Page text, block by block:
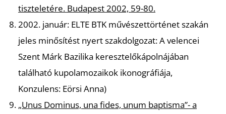
tiszteletére. Budapest 2002, 59-80.
2002. január: ELTE BTK művészettörténet szakán
jeles minősítést nyert szakdolgozat:A velencei
Szent Márk Bazilika keresztelőkápolnájában
található kupolamozaikok ikonográfiája,
Konzulens: Eörsi Anna)
„Unus Dominus, una fides, unum baptisma”- a